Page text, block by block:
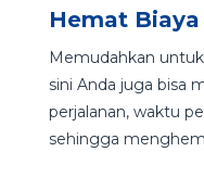
Hemat
Memudahkan
sini Anda juga bisa
perjalanan, waktu
sehingga